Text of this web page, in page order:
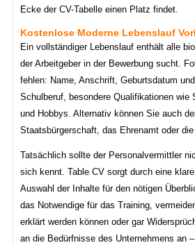
Ecke der CV-Tabelle einen Platz findet.
Kostenlose Moderne Lebenslauf
Ein vollständiger Lebenslauf enthält alle
der Arbeitgeber in der Bewerbung sucht.
fehlen: Name, Anschrift, Geburtsdatum
Schulberuf, besondere Qualifikationen wie
und Hobbys. Alternativ können Sie auch
Staatsbürgerschaft, das Ehrenamt oder
Tatsächlich sollte der Personalvermittler
sich kennt. Table CV sorgt durch eine
Auswahl der Inhalte für den nötigen
das Notwendige für das Training,
erklärt werden können oder gar
an die Bedürfnisse des Unternehmens an